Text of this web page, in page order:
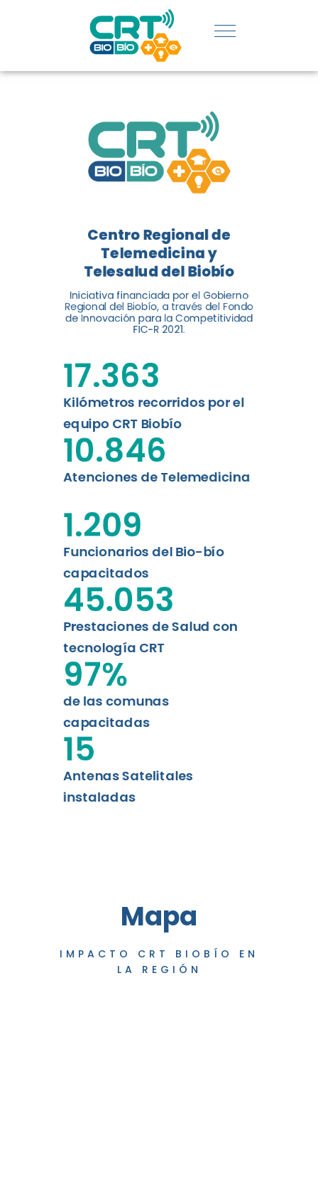
REGIÓN:
CONOCE
LOGROS
DE CRT
BIOBÍO
El Centro Regional de
Telemedicina y Telesalud del
Biobío presenta el balance de
tres años acercando la salud
digital a los habitantes...
Leer más
Centro Regional de
Telemedicina y
Telesalud del Biobío
Iniciativa financiada por el Gobierno
Regional del Biobío, a través del Fondo
de Innovación para la Competitividad
FIC-R 2021.
Kilómetros recorridos por el
equipo CRT Biobío
17.363
Atenciones de Telemedicina
10.846
Funcionarios del Bio-bío
capacitados
1.209
Prestaciones de Salud con
tecnología CRT
45.053
de las comunas
capacitadas
97%
Antenas Satelitales
instaladas
15
Mapa
IMPACTO CRT BIOBÍO EN
LA REGIÓN